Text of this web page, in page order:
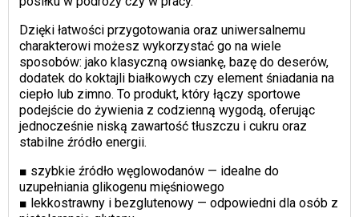
Dzięki łatwości przygotowania oraz uniwersalnemu
charakterowi możesz wykorzystać go na wiele
sposobów: jako klasyczną owsiankę, bazę do deserów,
dodatek do koktajli białkowych czy element śniadania na
ciepło lub zimno. To produkt, który łączy sportowe
podejście do żywienia z codzienną wygodą, oferując
jednocześnie niską zawartość tłuszczu i cukru oraz
stabilne źródło energii.
■ szybkie źródło węglowodanów — idealne do
uzupełniania glikogenu mięśniowego
■ lekkostrawny i bezglutenowy — odpowiedni dla osób z